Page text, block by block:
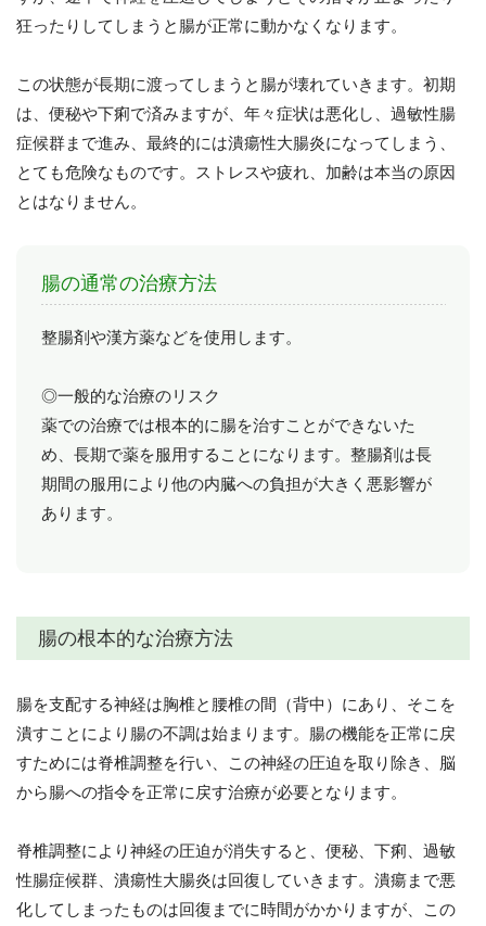
狂ったりしてしまうと腸が正常に動かなくなります。
この状態が長期に渡ってしまうと腸が壊れていきます。初期
は、便秘や下痢で済みますが、年々症状は悪化し、過敏性腸
症候群まで進み、最終的には潰瘍性大腸炎になってしまう、
とても危険なものです。ストレスや疲れ、加齢は本当の原因
とはなりません。
腸の通常の治療方法
整腸剤や漢方薬などを使用します。
◎一般的な治療のリスク
薬での治療では根本的に腸を治すことができないた
め、長期で薬を服用することになります。整腸剤は長
期間の服用により他の内臓への負担が大きく悪影響が
あります。
腸の根本的な治療方法
腸を支配する神経は胸椎と腰椎の間（背中）にあり、そこを
潰すことにより腸の不調は始まります。腸の機能を正常に戻
すためには脊椎調整を行い、この神経の圧迫を取り除き、脳
から腸への指令を正常に戻す治療が必要となります。
脊椎調整により神経の圧迫が消失すると、便秘、下痢、過敏
性腸症候群、潰瘍性大腸炎は回復していきます。潰瘍まで悪
化してしまったものは回復までに時間がかかりますが、この